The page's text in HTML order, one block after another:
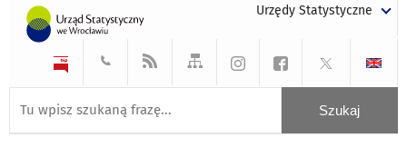
tekst
czarnym
tekst
czarnym
tekst
żółtym
Urzędy Statystyczne